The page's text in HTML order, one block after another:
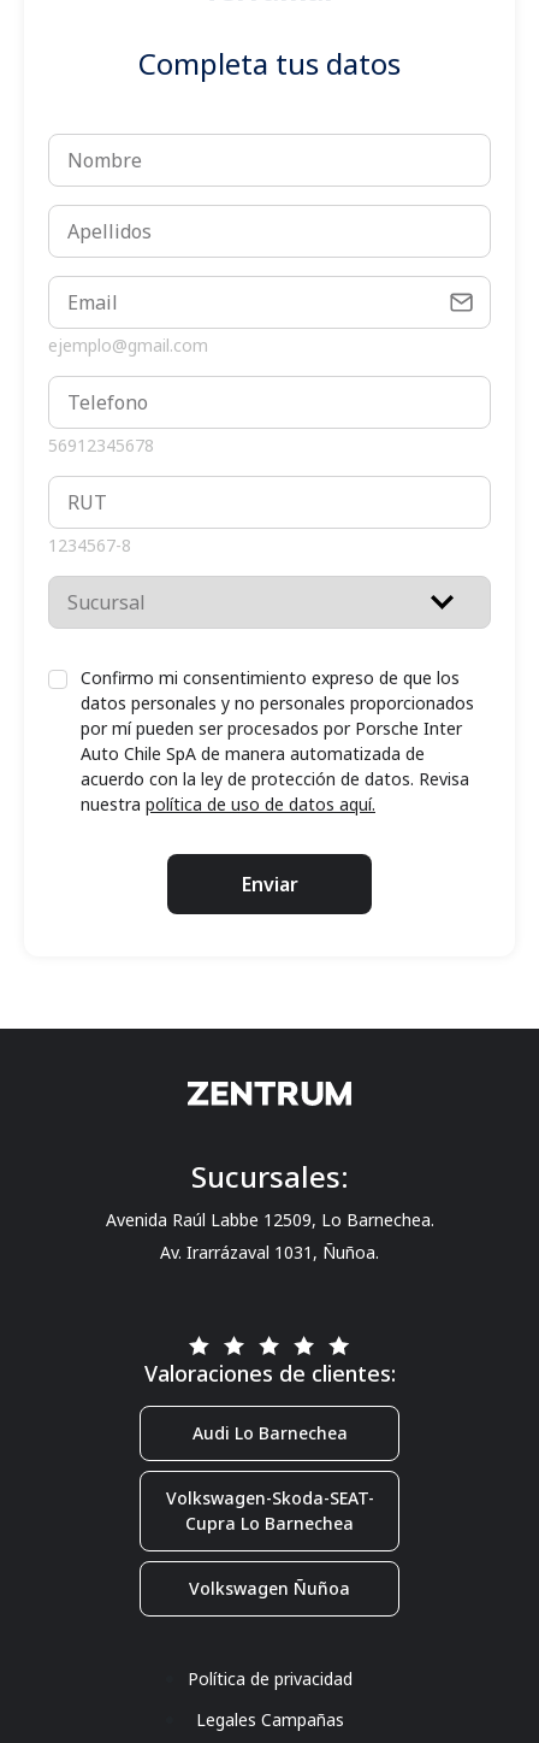
Completa tus datos
ejemplo@gmail.com
56912345678
1234567-8
Confirmo mi consentimiento expreso de que los
datos personales y no personales proporcionados
por mí pueden ser procesados por Porsche Inter
Auto Chile SpA de manera automatizada de
acuerdo con la ley de protección de datos. Revisa
nuestra política de uso de datos aquí.
Enviar
Valoraciones de clientes:
Audi Lo Barnechea
Volkswagen-Skoda-SEAT-
Cupra Lo Barnechea
Volkswagen Ñuñoa
Sucursales:
Avenida Raúl Labbe 12509, Lo Barnechea.
Av. Irarrázaval 1031, Ñuñoa.
Política de privacidad
Legales Campañas